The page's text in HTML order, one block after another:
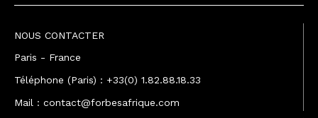
NOUS CONTACTER
Paris - France
Téléphone (Paris) : +33(0) 1.82.88.18.33
Mail : contact@forbesafrique.com